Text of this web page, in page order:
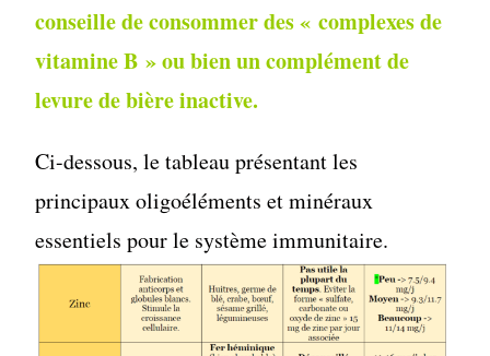
conseille de consommer des « complexes de
vitamine B » ou bien un complément de
levure de bièreinactive.
Ci-dessous, le tableau présentant les
principaux oligoéléments et minéraux
essentiels pour le système immunitaire.